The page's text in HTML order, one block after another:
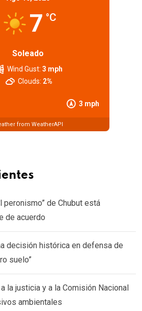
7 °C
Soleado
3 mph
Wind Gust: 3 mph
Clouds: 2%
from WeatherAPI
peronismo” de Chubut está
de acuerdo
decisión histórica en defensa de
suelo”
la justicia y a la Comisión Nacional
ambientales